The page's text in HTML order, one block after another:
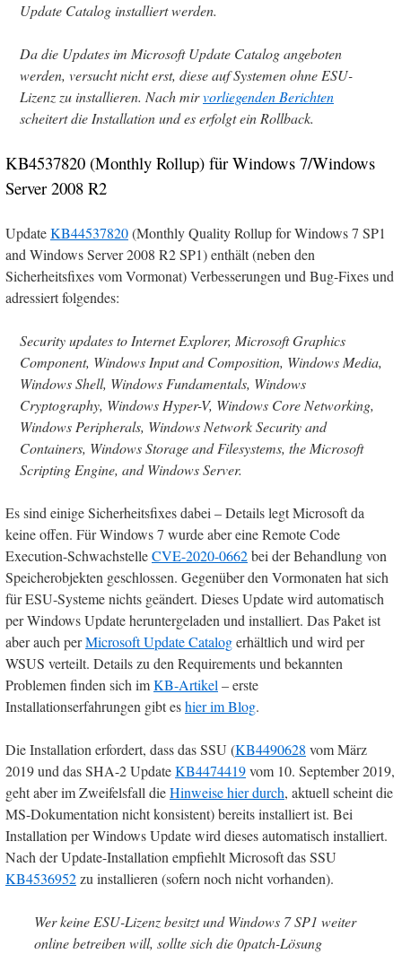
Update Catalog installiert werden.
Da die Updates im Microsoft Update Catalog angeboten
werden, versucht nicht erst, diese auf Systemen ohne ESU-
Lizenz zu installieren. Nach mirvorliegenden Berichten
scheitert die Installation und es erfolgt ein Rollback.
KB4537820 (Monthly Rollup) für Windows 7/Windows
Server 2008 R2
UpdateKB44537820(Monthly Quality Rollup for Windows 7 SP1
and Windows Server 2008 R2 SP1) enthält (neben den
Sicherheitsfixes vom Vormonat) Verbesserungen und Bug-Fixes und
adressiert folgendes:
Security updates to Internet Explorer, Microsoft Graphics
Component, Windows Input and Composition, Windows Media,
Windows Shell, Windows Fundamentals, Windows
Cryptography, Windows Hyper-V, Windows Core Networking,
Windows Peripherals, Windows Network Security and
Containers, Windows Storage and Filesystems, the Microsoft
Scripting Engine, and Windows Server.
Es sind einige Sicherheitsfixes dabei – Details legt Microsoft da
keine offen. Für Windows 7 wurde aber eine Remote Code
Execution-SchwachstelleCVE-2020-0662bei der Behandlung von
Speicherobjekten geschlossen. Gegenüber den Vormonaten hat sich
für ESU-Systeme nichts geändert. Dieses Update wird automatisch
per Windows Update heruntergeladen und installiert. Das Paket ist
aber auch perMicrosoft Update Catalogerhältlich und wird per
WSUS verteilt. Details zu den Requirements und bekannten
Problemen finden sich imKB-Artikel– erste
Installationserfahrungen gibt eshier im Blog.
Die Installation erfordert, dass das SSU (KB4490628 vom März
2019 und das SHA-2 UpdateKB4474419vom 10. September 2019,
geht aber im Zweifelsfall dieHinweise hier durch, aktuell scheint die
MS-Dokumentation nicht konsistent) bereits installiert ist. Bei
Installation per Windows Update wird dieses automatisch installiert.
Nach der Update-Installation empfiehlt Microsoft das SSU
KB4536952zu installieren (sofern noch nicht vorhanden).
Wer keine ESU-Lizenz besitzt und Windows 7 SP1 weiter
online betreiben will, sollte sich die 0patch-Lösung